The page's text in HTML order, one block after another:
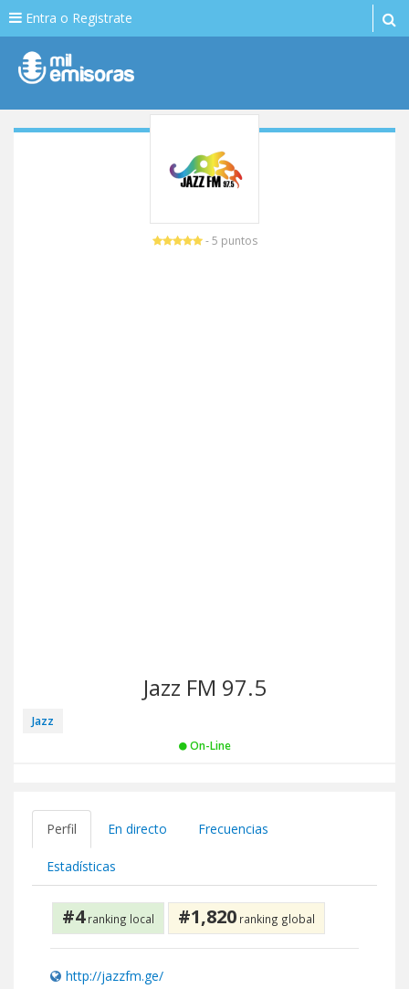
Entra o Registrate
- 5 puntos
Jazz FM 97.5
Jazz
On-Line
Perfil En directo Frecuencias
Estadísticas
#4ranking local #1,820 ranking global
http://jazzfm.ge/